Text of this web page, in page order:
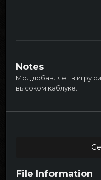
Notes
Мод добавляет в игру
высоком каблуке.
File Information